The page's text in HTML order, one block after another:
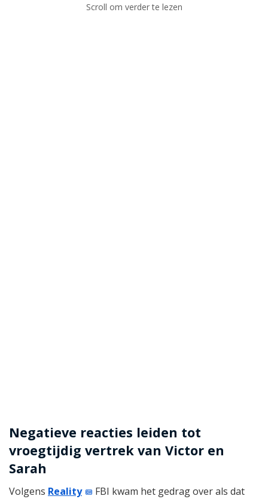
Scroll om verder te lezen
Negatieve reacties leiden tot
vroegtijdig vertrek van Victor en
Sarah
Volgens Reality FBI kwam het gedrag over als dat